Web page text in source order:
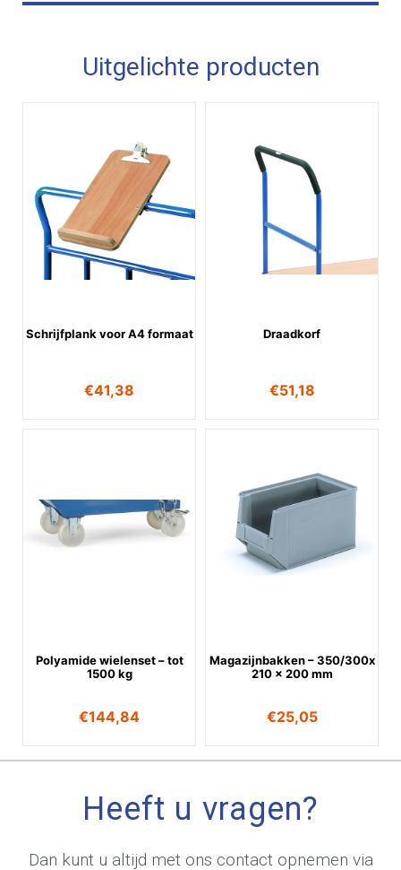
Uitgelichte producten
Schrijfplank voor A4 formaat
€41,38
Draadkorf
€51,18
Polyamide wielenset – tot
1500 kg
€144,84
Magazijnbakken – 350/300x
210 x 200 mm
€25,05
Heeft u vragen?
Dan kunt u altijd met ons contact opnemen via